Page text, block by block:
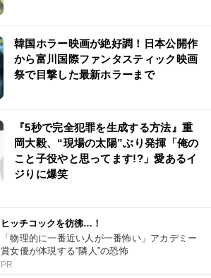
韓国ホラー映画が絶好調！日本公開作
から富川国際ファンタスティック映画
祭で目撃した最新ホラーまで
『5秒で完全犯罪を生成する方法』重
岡大毅、“現場の太陽”ぶり発揮「俺の
こと子役やと思ってます!?」愛あるイ
ジりに爆笑
ヒッチコックを彷彿…！
「物理的に一番近い人が一番怖い」アカデミー
賞女優が体現する“隣人”の恐怖
PR